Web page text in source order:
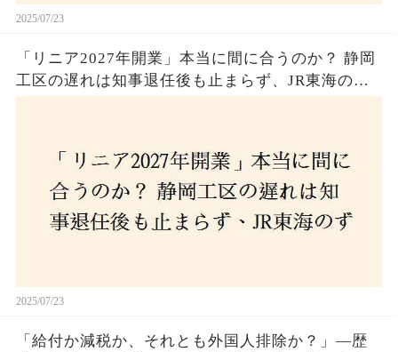
2025/07/23
「リニア2027年開業」本当に間に合うのか？ 静岡
工区の遅れは知事退任後も止まらず、JR東海のず
2025/07/23
「給付か減税か、それとも外国人排除か？」―歴